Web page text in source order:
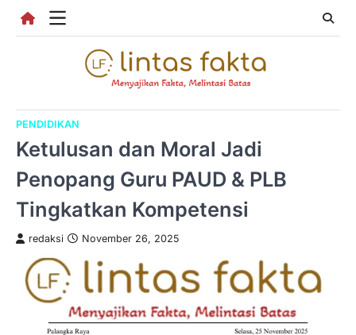
PENDIDIKAN
Ketulusan dan Moral Jadi
Penopang Guru PAUD & PLB
Tingkatkan Kompetensi
redaksi November 26, 2025